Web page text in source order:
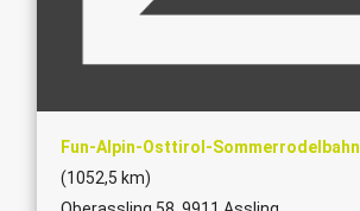
Fun-Alpin-Osttirol-Sommerrodelbahn
(1052,5 km)